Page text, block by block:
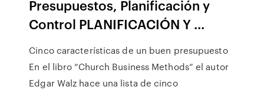
Presupuestos, Planificación y
Control PLANIFICACIÓN Y ...
Cinco características de un buen presupuesto
En el libro “Church Business Methods” el autor
Edgar Walz hace una lista de cinco